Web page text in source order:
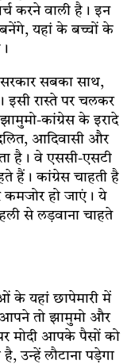
करने वाली है। इन
यहां के बच्चों के
सबका साथ,
इसी रास्ते पर चलकर
कांग्रेस के इरादे
आदिवासी और
है। वे एससी-एसटी
हैं। कांग्रेस चाहती है
हो जाएं। ये
से लड़वाना चाहते
के यहां छापेमारी में
आपने तो झामुमो और
मोदी आपके पैसों को
उन्हें लौटाना पड़ेगा